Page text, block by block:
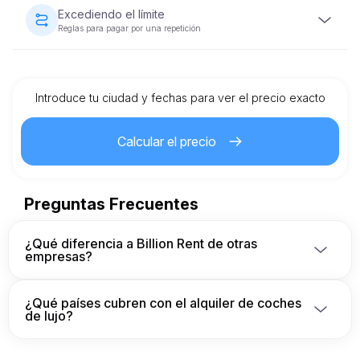
combustible con el que se proporcionó.
Excediendo el límite
Reglas para pagar por una repetición
especificado en el contrato de alquiler.
Introduce tu ciudad y fechas para ver el precio exacto
Calcular el precio
Preguntas Frecuentes
¿Qué diferencia a Billion Rent de otras
empresas?
operadora y hemos construido una red segura de
propietarios de flotas aprobados para que nuestros
clientes siempre estén protegidos contra
¿Qué países cubren con el alquiler de coches
de lujo?